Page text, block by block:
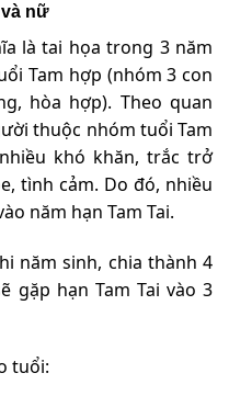
và nữ
là tai họa trong 3 năm
Tam hợp (nhóm 3 con
hòa hợp). Theo quan
thuộc nhóm tuổi Tam
khó khăn, trắc trở
tình cảm. Do đó, nhiều
năm hạn Tam Tai.
năm sinh, chia thành 4
gặp hạn Tam Tai vào 3
tuổi: